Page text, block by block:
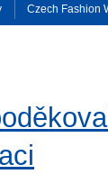
Czech Fashion